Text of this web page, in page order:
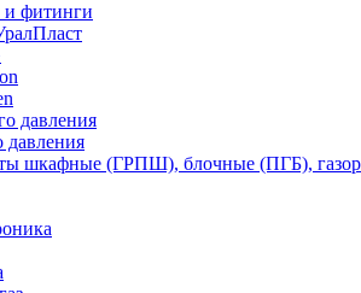
и фитинги
давления
шкафные (ГРПШ), блочные (ПГБ),